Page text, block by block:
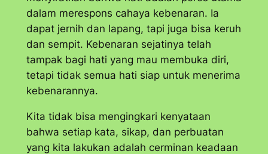
dalam merespons cahaya kebenaran. Ia
dapat jernih dan lapang, tapi juga bisa keruh
dan sempit. Kebenaran sejatinya telah
tampak bagi hati yang mau membuka diri,
tetapi tidak semua hati siap untuk menerima
kebenarannya.
Kita tidak bisa mengingkari kenyataan
bahwa setiap kata, sikap, dan perbuatan
yang kita lakukan adalah cerminan keadaan